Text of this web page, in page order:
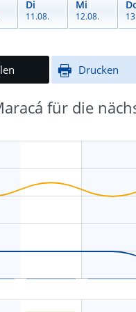
Di
11.08.
Mi
12.08.
Drucken
für die